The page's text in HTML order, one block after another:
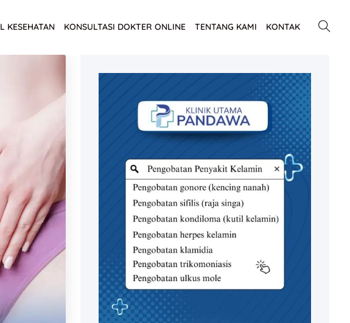
KESEHATAN KONSULTASI DOKTER ONLINE TENTANG KAMI KONTAK